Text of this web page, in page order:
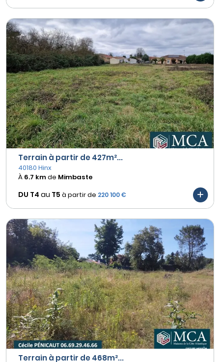
Terrain à partir de 427m²...
40180 Hinx
À 6.7 kmde Mimbaste
DU T4 au T5 à partir de 220 100 €
Terrain à partir de 468m²...